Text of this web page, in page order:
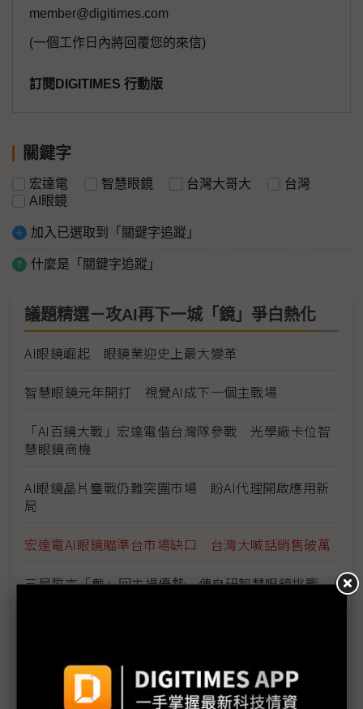
member@digitimes.com
(一個工作日內將回覆您的來信)
訂閱DIGITIMES 行動版
關鍵字
宏達電 智慧眼鏡 台灣大哥大
台灣
AI眼鏡
加入已選取到「關鍵字追蹤」
什麼是「關鍵字追蹤」
議題精選－攻AI再下一城「鏡」爭白熱化
AI眼鏡崛起 眼鏡業迎史上最大變革
智慧眼鏡元年開打 視覺AI成下一個主戰場
「AI百鏡大戰」宏達電偕台灣隊參戰 光學廠卡位智
慧眼鏡商機
AI眼鏡晶片鏖戰仍難突圍市場 盼AI代理開啟應用新
局
宏達電AI眼鏡瞄準台市場缺口 台灣大喊話銷售破萬
三星誓言「戴」回主場優勢 傳自研智慧眼鏡挑戰
二代Vision Pro或搭M5處理器 運算效能盼望大躍升